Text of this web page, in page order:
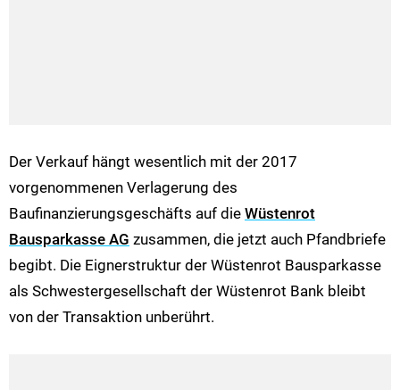
Der Verkauf hängt wesentlich mit der 2017
vorgenommenen Verlagerung des
Baufinanzierungsgeschäfts auf die Wüstenrot
Bausparkasse AG zusammen, die jetzt auch Pfandbriefe
begibt. Die Eignerstruktur der Wüstenrot Bausparkasse
als Schwestergesellschaft der Wüstenrot Bank bleibt
von der Transaktion unberührt.